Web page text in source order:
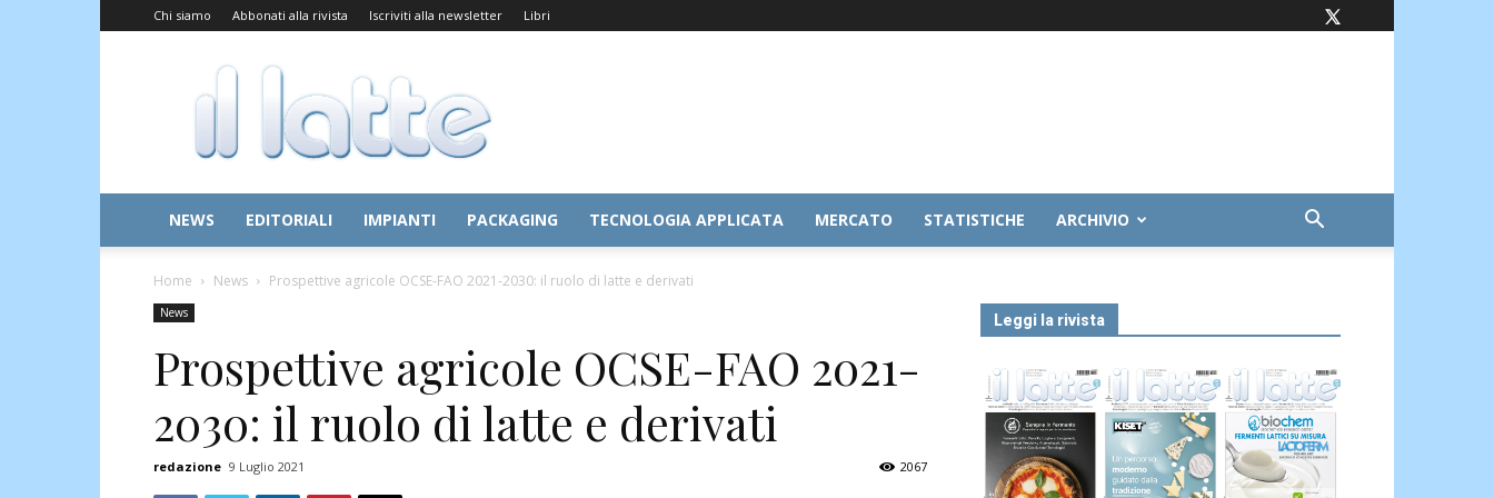
Chi siamo Abbonati alla rivista Iscriviti alla newsletter Libri
Il
Latte
NEWS EDITORIALI IMPIANTI PACKAGING TECNOLOGIA APPLICATA MERCATO STATISTICHE ARCHIVIO
Home News Prospettive agricole OCSE-FAO 2021-2030: il ruolo di latte e derivati
News
Prospettive agricole OCSE-FAO 2021-
2030: il ruolo di latte e derivati
redazione 9 Luglio 2021 2067
Leggi la rivista